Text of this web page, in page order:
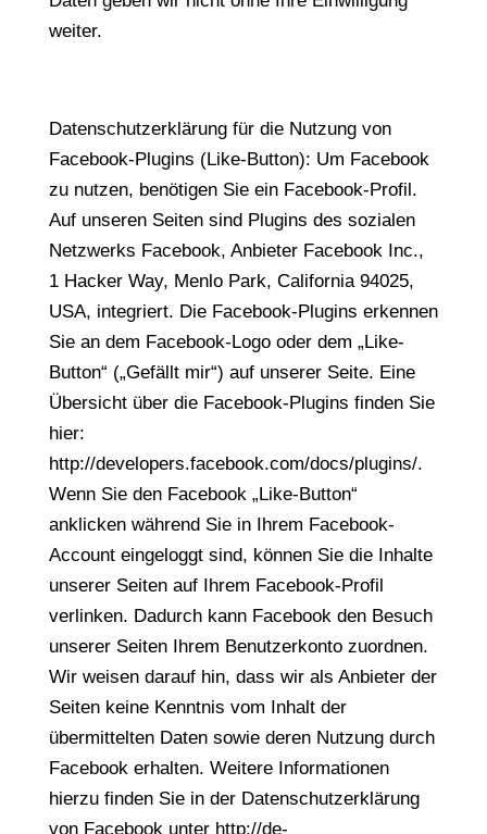
weiter.
Datenschutzerklärung für die Nutzung von
Facebook-Plugins (Like-Button): Um Facebook
zu nutzen, benötigen Sie ein Facebook-Profil.
Auf unseren Seiten sind Plugins des sozialen
Netzwerks Facebook, Anbieter Facebook Inc.,
1 Hacker Way, Menlo Park, California 94025,
USA, integriert. Die Facebook-Plugins erkennen
Sie an dem Facebook-Logo oder dem „Like-
Button“ („Gefällt mir“) auf unserer Seite. Eine
Übersicht über die Facebook-Plugins finden Sie
hier:
http://developers.facebook.com/docs/plugins/.
Wenn Sie den Facebook „Like-Button“
anklicken während Sie in Ihrem Facebook-
Account eingeloggt sind, können Sie die Inhalte
unserer Seiten auf Ihrem Facebook-Profil
verlinken. Dadurch kann Facebook den Besuch
unserer Seiten Ihrem Benutzerkonto zuordnen.
Wir weisen darauf hin, dass wir als Anbieter der
Seiten keine Kenntnis vom Inhalt der
übermittelten Daten sowie deren Nutzung durch
Facebook erhalten. Weitere Informationen
hierzu finden Sie in der Datenschutzerklärung
von Facebook unter http://de-